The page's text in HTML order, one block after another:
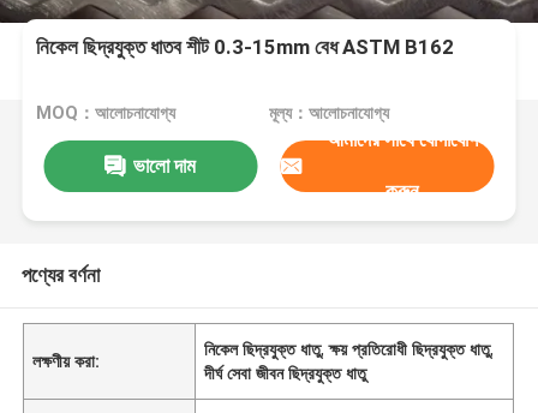
নিকেল ছিদ্রযুক্ত ধাতব শীট 0.3-15mm বেধ ASTM B162
MOQ：আলোচনাযোগ্য মূল্য：আলোচনাযোগ্য
ভালো দাম
আমাদের সাথে যোগাযোগ
করুন
পণ্যের বর্ণনা
লক্ষণীয় করা:
নিকেল ছিদ্রযুক্ত ধাতু,ক্ষয় প্রতিরোধী ছিদ্রযুক্ত ধাতু,
দীর্ঘ সেবা জীবন ছিদ্রযুক্ত ধাতু